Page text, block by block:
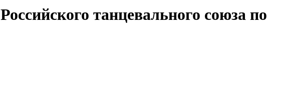
танцевального союза по